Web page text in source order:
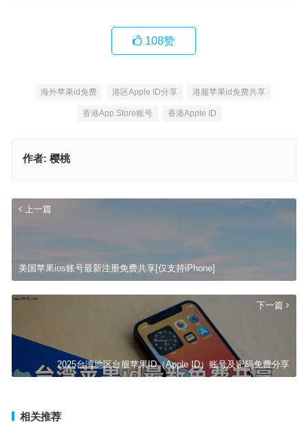
108赞
海外苹果id免费 港区Apple ID分享 港服苹果id免费共享
香港App Store账号 香港Apple ID
作者: 樱桃
上一篇
美国苹果ios账号最新注册免费共享[仅支持iPhone]
下一篇
2025台湾地区台服苹果ID（Apple ID）账号及密码免费分享
相关推荐